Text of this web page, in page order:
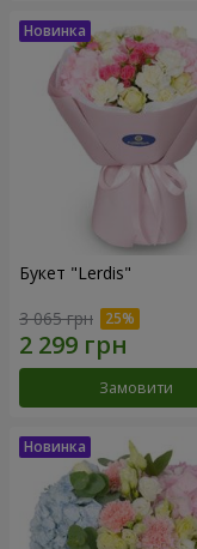
Букет "Lerdis"
3 065 грн
Замовити